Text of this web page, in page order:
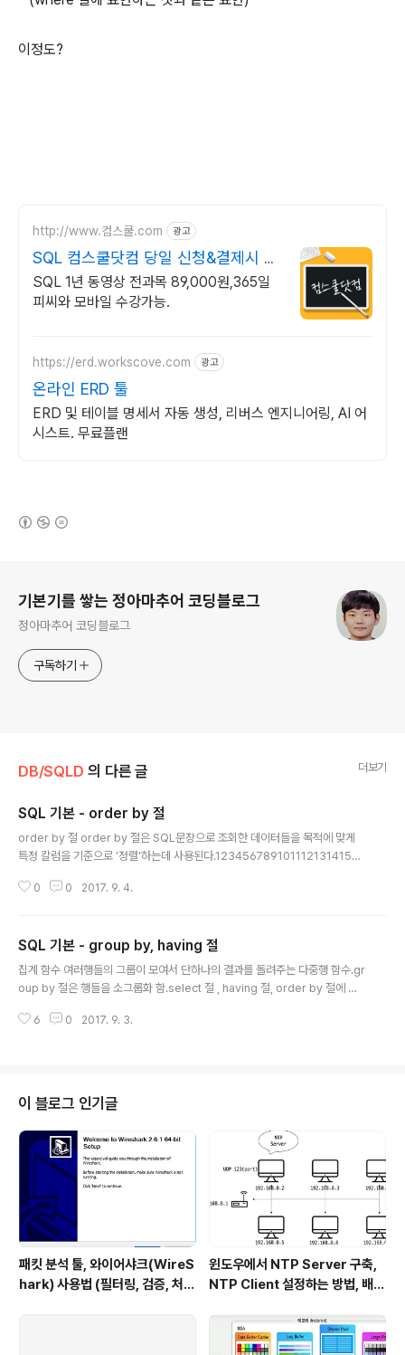
이정도?
http://www.컴스쿨.com 광고
SQL 컴스쿨닷컴 당일 신청&결제시 기
프티콘!
SQL 1년 동영상 전과목 89,000원,365일
피씨와 모바일 수강가능.
https://erd.workscove.com 광고
온라인 ERD 툴
ERD 및 테이블 명세서 자동 생성, 리버스 엔지니어링, AI 어
시스트. 무료플랜
기본기를 쌓는 정아마추어 코딩블로그
정아마추어 코딩블로그
구독하기
DB/SQLD 의 다른 글 더보기
SQL 기본 - order by 절
order by 절 order by 절은 SQL문장으로 조회한 데이터들을 목적에 맞게
특정 칼럼을 기준으로 '정렬'하는데 사용된다.12345678910111213141516
142434445464748495051525354555657585960616263646
SC;// 선수명 칼럼을 기준으로 DESC 즉, 내림차순으로 정렬한다. 아무것도 안
적으면 DEFAULT로 ASC 오름차순 SELECT PLAYER_NAME 선수명, PO
SITION 포지션, ..
0 0 2017. 9. 4.
SQL 기본 - group by, having 절
집계 함수 여러행들의 그룹이 모여서 단하나의 결과를 돌려주는 다중행 함수.gr
oup by 절은 행들을 소그룹화 함.select 절 , having 절, order by 절에 사
272829303132333435363738394041424344454647484950
를 출력avg(표현식) : 표현식의 null값을 제외한 평균을 출력max(표현식) : 표
현식..
6 0 2017. 9. 3.
이 블로그 인기글
패킷 분석 툴, 와이어샤크(WireS
hark) 사용법 (필터링, 검증, 처음
윈도우에서 NTP Server 구축,
NTP Client 설정하는 방법, 배치
에서 시간 동기화하는 요구사항 처
리하기)